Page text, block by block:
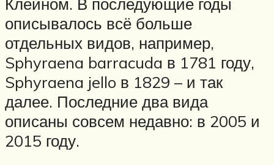
описывалось всё больше
отдельных видов, например,
Sphyraena barracuda в 1781 году,
Sphyraena jello в 1829 – и так
далее. Последние два вида
описаны совсем недавно: в 2005 и
2015 году.